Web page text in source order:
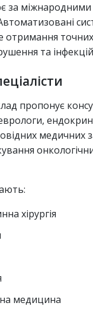
за
та
пропонує
медичних
хірургія
медицина